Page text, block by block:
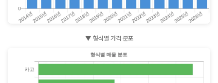
▼ 형식별 가격 분포